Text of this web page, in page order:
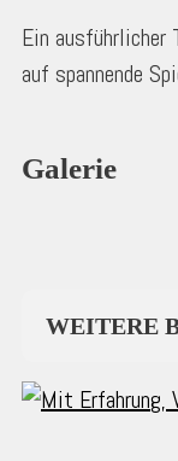
Ein
auf spannende
Galerie
WEITERE